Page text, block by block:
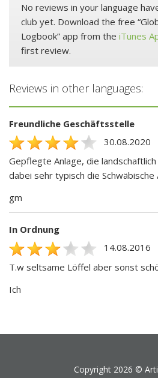
No reviews in your language
club yet. Download the free
Logbook” app from the iTunes
first review.
Reviews in other languages:
Freundliche Geschäftsstelle
30.08.2020
Gepflegte Anlage, die
dabei sehr typisch die
gm
In Ordnung
14.08.2016
T.w seltsame Löffel aber sonst
Ich
Copyright 2026 ©